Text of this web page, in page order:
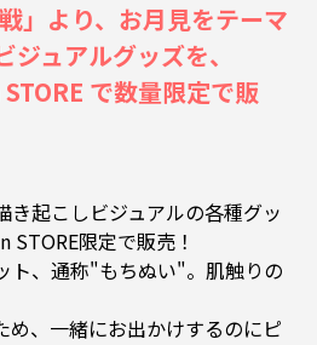
」より、お月見をテーマ
ュアルグッズを、
で数量限定で販
き起こしビジュアルの各種グッ
限定で販売！
ト、通称"もちぬい"。肌触りの
め、一緒にお出かけするのにピ